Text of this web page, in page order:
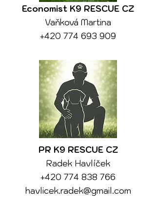
Economist K9 RESCUE CZ
Vaňková Martina
+420 774 693 909
PR K9 RESCUE CZ
Radek Havlíček
+420 774 838 766
havlicek.radek@gmail.com